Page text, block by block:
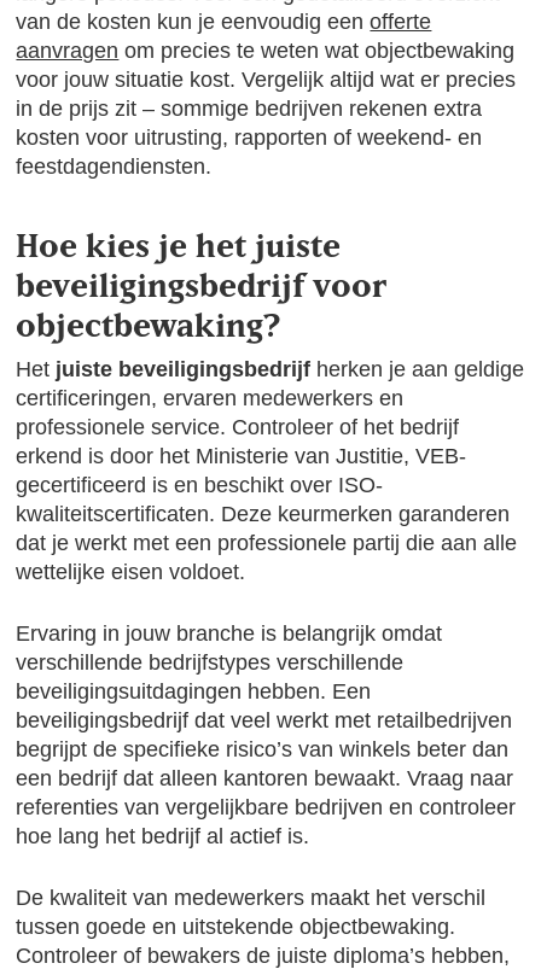
van de kosten kun je eenvoudig eenofferte
aanvragen om precies te weten wat objectbewaking
voor jouw situatie kost. Vergelijk altijd wat er precies
in de prijs zit – sommige bedrijven rekenen extra
kosten voor uitrusting, rapporten of weekend- en
feestdagendiensten.
Hoe kies je het juiste
beveiligingsbedrijf voor
objectbewaking?
Het juiste beveiligingsbedrijf herken je aan geldige
certificeringen, ervaren medewerkers en
professionele service. Controleer of het bedrijf
erkend is door het Ministerie van Justitie, VEB-
gecertificeerd is en beschikt over ISO-
kwaliteitscertificaten. Deze keurmerken garanderen
dat je werkt met een professionele partij die aan alle
wettelijke eisen voldoet.
Ervaring in jouw branche is belangrijk omdat
verschillende bedrijfstypes verschillende
beveiligingsuitdagingen hebben. Een
beveiligingsbedrijf dat veel werkt met retailbedrijven
begrijpt de specifieke risico’s van winkels beter dan
een bedrijf dat alleen kantoren bewaakt. Vraag naar
referenties van vergelijkbare bedrijven en controleer
hoe lang het bedrijf al actief is.
De kwaliteit van medewerkers maakt het verschil
tussen goede en uitstekende objectbewaking.
Controleer of bewakers de juiste diploma’s hebben,